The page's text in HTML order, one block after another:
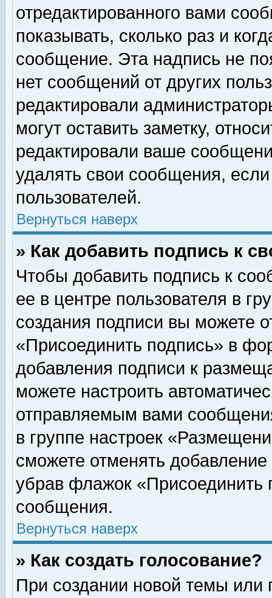
отредактированного вами
показывать, сколько раз и
сообщение. Эта надпись не
нет сообщений от других
редактировали
могут оставить заметку,
редактировали ваше
удалять свои сообщения,
пользователей.
Вернуться наверх
» Как добавить подпись к
Чтобы добавить подпись к
ее в центре пользователя в
создания подписи вы можете
«Присоединить подпись» в
добавления подписи к
можете настроить
отправляемым вами
в группе настроек
сможете отменять
убрав флажок «Присоединить
сообщения.
Вернуться наверх
» Как создать голосование?
При создании новой темы или